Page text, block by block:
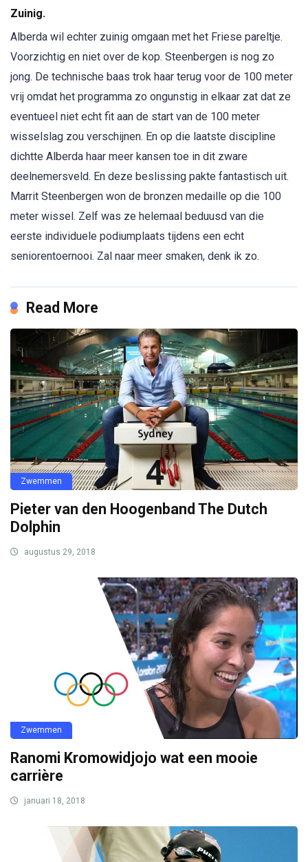
Zuinig.
Alberda wil echter zuinig omgaan met het Friese pareltje.
Voorzichtig en niet over de kop. Steenbergen is nog zo
jong. De technische baas trok haar terug voor de 100 meter
vrij omdat het programma zo ongunstig in elkaar zat dat ze
eventueel niet echt fit aan de start van de 100 meter
wisselslag zou verschijnen. En op die laatste discipline
dichtte Alberda haar meer kansen toe in dit zware
deelnemersveld. En deze beslissing pakte fantastisch uit.
Marrit Steenbergen won de bronzen medaille op die 100
meter wissel. Zelf was ze helemaal beduusd van die
eerste individuele podiumplaats tijdens een echt
seniorentoernooi. Zal naar meer smaken, denk ik zo.
Read More
Zwemmen
Pieter van den Hoogenband The Dutch
Dolphin
augustus 29, 2018
Zwemmen
Ranomi Kromowidjojo wat een mooie
carrière
januari 18, 2018